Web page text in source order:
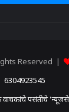
Reserved |
6304923545
पसंतीचे